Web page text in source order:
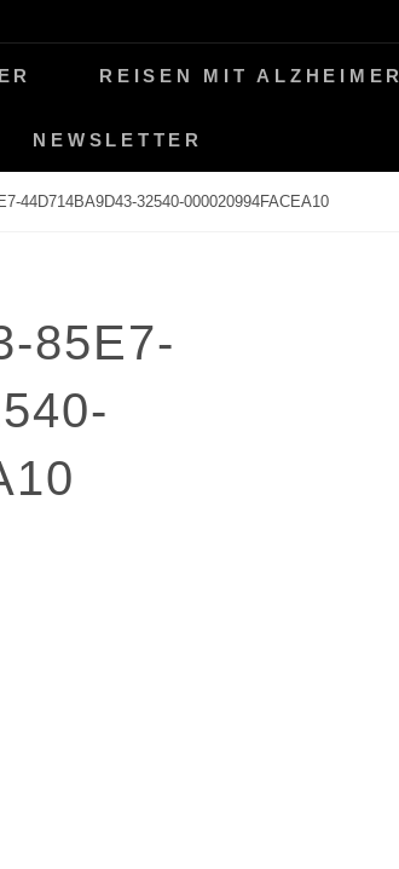
REISEN MIT ALZHEIMER
NEWSLETTER
44D714BA9D43-32540-000020994FACEA10
85E7-